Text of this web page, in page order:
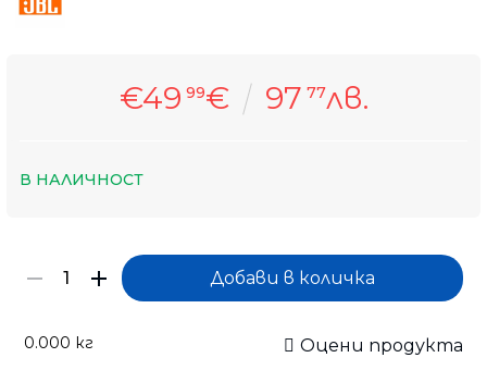
€49 99€ 97 77лв.
В НАЛИЧНОСТ
0.000 кг Оцени продукта